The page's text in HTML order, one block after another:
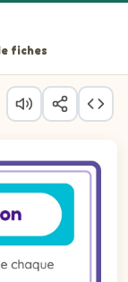
fiches
images et
images et
images et
images et